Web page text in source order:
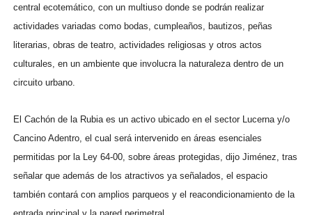
central ecotemático, con un multiuso donde se podrán realizar
actividades variadas como bodas, cumpleaños, bautizos, peñas
literarias, obras de teatro, actividades religiosas y otros actos
culturales, en un ambiente que involucra la naturaleza dentro de un
circuito urbano.
El Cachón de la Rubia es un activo ubicado en el sector Lucerna y/o
Cancino Adentro, el cual será intervenido en áreas esenciales
permitidas por la Ley 64-00, sobre áreas protegidas, dijo Jiménez, tras
señalar que además de los atractivos ya señalados, el espacio
también contará con amplios parqueos y el reacondicionamiento de la